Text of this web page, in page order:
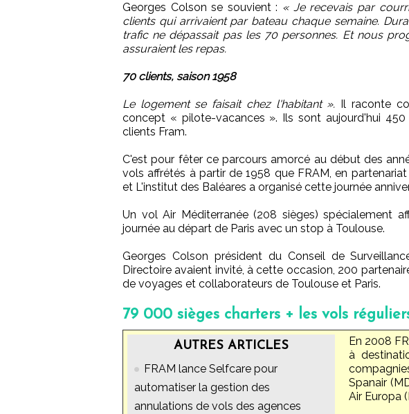
Georges Colson se souvient : « Je recevais par
clients qui arrivaient par bateau chaque semaine.
trafic ne dépassait pas les 70 personnes. Et nous
assuraient les repas.
70 clients, saison 1958
Le logement se faisait chez l'habitant ». Il raconte
concept « pilote-vacances ». Ils sont aujourd'hui
clients Fram.
C'est pour fêter ce parcours amorcé au début des
vols affrétés à partir de 1958 que FRAM, en
et L'institut des Baléares a organisé cette journée
Un vol Air Méditerranée (208 sièges) spécialement
journée au départ de Paris avec un stop à Toulouse.
Georges Colson président du Conseil de
Directoire avaient invité, à cette occasion, 200
de voyages et collaborateurs de Toulouse et Paris.
79 000 sièges charters + les vols
AUTRES ARTICLES
FRAM lance Selfcare pour
automatiser la gestion des
annulations de vols des agences
En 2008
à
Spanair
Air Europa